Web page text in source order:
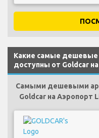
Какие самые
доступны от Goldcar
Самыми дешевыми
Goldcar на Аэропорт